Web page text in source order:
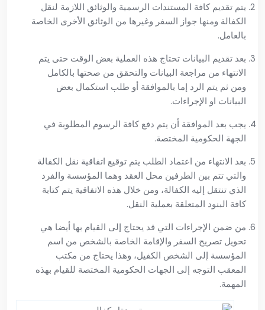
يتم تقديم كافة المستندات الرسمية والوثائق اللازمة لنقل
الكفالة ومنها جواز السفر وغيرها من الوثائق الأخرى الخاصة
بالعامل.
بعد تقديم البيانات تحتاج هذه العملية بعض الوقت حتى يتم
الانتهاء من مراجعة البيانات والتحقق من صحتها بالكامل
ومن ثم يتم الرد إما بالموافقة أو طلب استكمال بعض
البيانات او الإجراءات.
يجب بعد الموافقة أن يتم دفع كافة الرسوم المطلوبة في
الجهة الحكومية المختصة.
بعد الانتهاء من اعتماد الطلب يتم توقيع اتفاقية نقل الكفالة
والتي تتم بين الطرفين محل العقد وهما المؤسسة والفرد
الذي تنتقل إليه الكفالة، ومن خلال هذه الاتفاقية يتم كتابة
كافة البنود المتعلقة بعملية النقل.
من ضمن الإجراءات التي قد يحتاج إلى القيام بها أيضا هي
تحويل تصريح السفر والإقامة الخاصة بالشخص من اسم
المؤسسة إلى الشخص الكفيل، وهذا يحتاج من مكتب
المعقب التوجه إلى الجهات الحكومية المختصة للقيام بهذه
المهمة.